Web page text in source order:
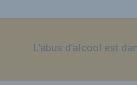
L’abus d’alcool est